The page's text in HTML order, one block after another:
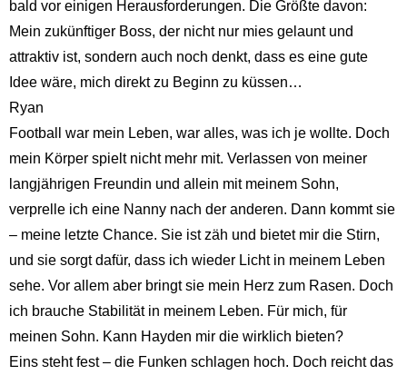
bald vor einigen Herausforderungen. Die Größte davon:
Mein zukünftiger Boss, der nicht nur mies gelaunt und
attraktiv ist, sondern auch noch denkt, dass es eine gute
Idee wäre, mich direkt zu Beginn zu küssen…
Ryan
Football war mein Leben, war alles, was ich je wollte. Doch
mein Körper spielt nicht mehr mit. Verlassen von meiner
langjährigen Freundin und allein mit meinem Sohn,
verprelle ich eine Nanny nach der anderen. Dann kommt sie
– meine letzte Chance. Sie ist zäh und bietet mir die Stirn,
und sie sorgt dafür, dass ich wieder Licht in meinem Leben
sehe. Vor allem aber bringt sie mein Herz zum Rasen. Doch
ich brauche Stabilität in meinem Leben. Für mich, für
meinen Sohn. Kann Hayden mir die wirklich bieten?
Eins steht fest – die Funken schlagen hoch. Doch reicht das